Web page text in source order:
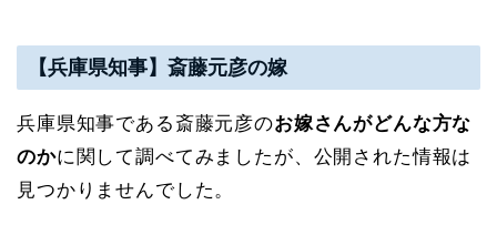
【兵庫県知事】斎藤元彦の嫁
兵庫県知事である斎藤元彦のお嫁さんがどんな方な
のかに関して調べてみましたが、公開された情報は
見つかりませんでした。